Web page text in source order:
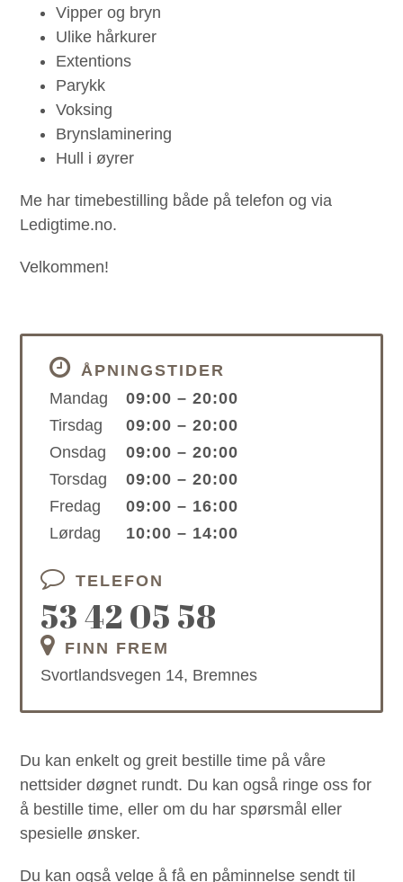
Vipper og bryn
Ulike hårkurer
Extentions
Parykk
Voksing
Brynslaminering
Hull i øyrer
Me har timebestilling både på telefon og via
Ledigtime.no.
Velkommen!
ÅPNINGSTIDER
Mandag
09:00 – 20:00
Tirsdag
09:00 – 20:00
Onsdag
09:00 – 20:00
Torsdag
09:00 – 20:00
Fredag
09:00 – 16:00
Lørdag
10:00 – 14:00
TELEFON
53 42 05 58
FINN FREM
Svortlandsvegen 14, Bremnes
Du kan enkelt og greit bestille time på våre
nettsider døgnet rundt. Du kan også ringe oss for
å bestille time, eller om du har spørsmål eller
spesielle ønsker.
Du kan også velge å få en påminnelse sendt til